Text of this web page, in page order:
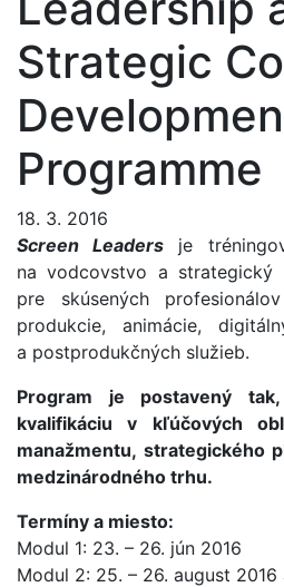
Strategic
Programme
18. 3. 2016
Screen Leaders je
na vodcovstvo a strategický
pre skúsených
produkcie, animácie,
a postprodukčných služieb.
Program je postavený
kvalifikáciu v kľúčových
manažmentu, strategického
medzinárodného trhu.
Termíny a miesto:
Modul 1: 23. – 26. jún 2016
Modul 2: 25. – 26. august